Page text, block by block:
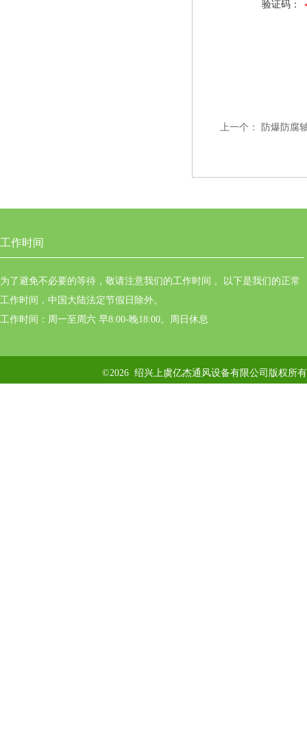
验证码：
上一个： 防爆防腐
工作时间
为了避免不必要的等待，敬请注意我们的工作时间 。以下是我们的正常
工作时间，中国大陆法定节假日除外。
工作时间：周一至周六 早8:00-晚18:00。周日休息
©2026 绍兴上虞亿杰通风设备有限公司版权所有